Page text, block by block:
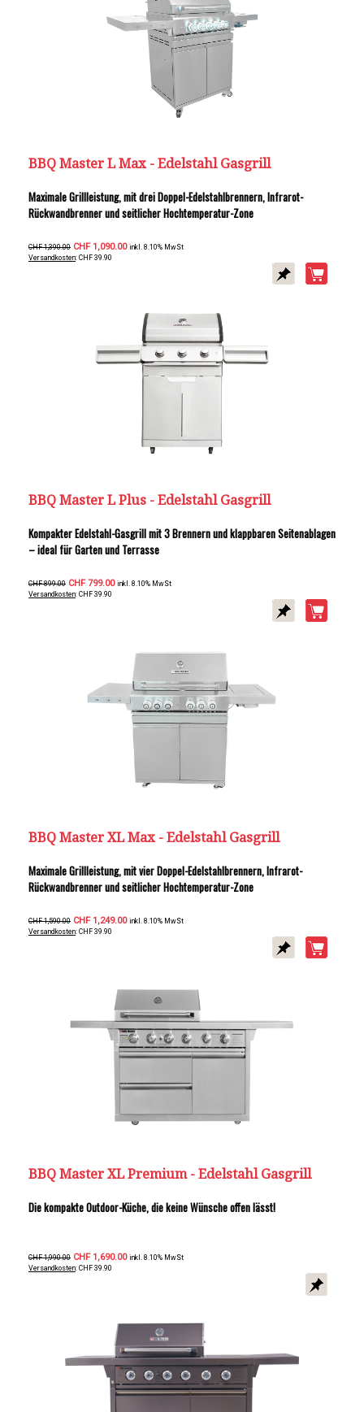
BBQ Master L Max - Edelstahl Gasgrill
Maximale Grillleistung, mit drei Doppel-Edelstahlbrennern, Infrarot-
Rückwandbrenner und seitlicher Hochtemperatur-Zone
CHF 1,390.00 CHF 1,090.00 inkl. 8.10% MwSt
Versandkosten: CHF 39.90
BBQ Master L Plus - Edelstahl Gasgrill
Kompakter Edelstahl-Gasgrill mit 3 Brennern und klappbaren Seitenablagen
– ideal für Garten und Terrasse
CHF 899.00 CHF 799.00 inkl. 8.10% MwSt
Versandkosten: CHF 39.90
BBQ Master XL Max - Edelstahl Gasgrill
Maximale Grillleistung, mit vier Doppel-Edelstahlbrennern, Infrarot-
Rückwandbrenner und seitlicher Hochtemperatur-Zone
CHF 1,590.00 CHF 1,249.00 inkl. 8.10% MwSt
Versandkosten: CHF 39.90
BBQ Master XL Premium - Edelstahl Gasgrill
Die kompakte Outdoor-Küche, die keine Wünsche offen lässt!
CHF 1,990.00 CHF 1,690.00 inkl. 8.10% MwSt
Versandkosten: CHF 39.90